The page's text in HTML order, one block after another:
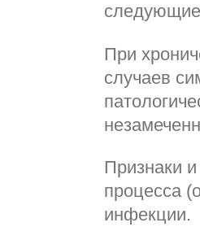
При
случаев
Признаки
процесса
инфекции.